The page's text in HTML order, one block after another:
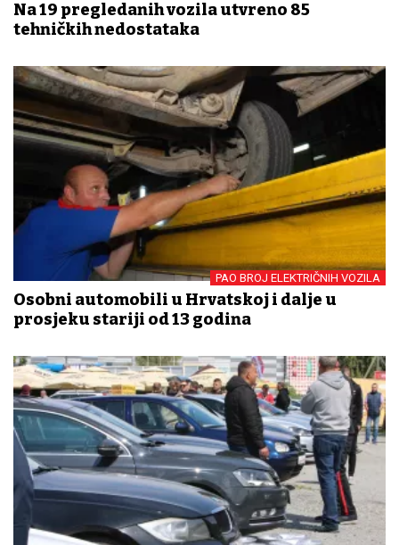
Na 19 pregledanih vozila utvrđeno 85
tehničkih nedostataka
PAO BROJ ELEKTRIČNIH VOZILA
Osobni automobili u Hrvatskoj i dalje u
prosjeku stariji od 13 godina